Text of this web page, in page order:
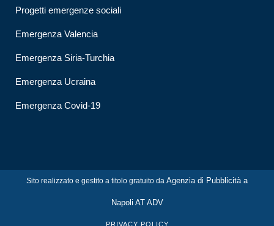
Progetti emergenze sociali
Emergenza Valencia
Emergenza Siria-Turchia
Emergenza Ucraina
Emergenza Covid-19
Sito realizzato e gestito a titolo gratuito da Agenzia di Pubblicità a
Napoli AT ADV
PRIVACY POLICY